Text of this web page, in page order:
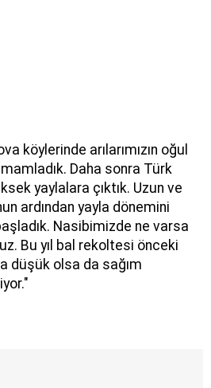
köylerinde arılarımızın oğul
Daha sonra Türk
yaylalara çıktık. Uzun ve
ardından yayla dönemini
Nasibimizde ne varsa
Bu yıl bal rekoltesi önceki
düşük olsa da sağım